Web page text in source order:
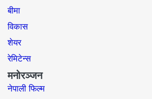
बीमा
विकास
शेयर
रेमिटेन्स
मनोरञ्जन
नेपाली फिल्म